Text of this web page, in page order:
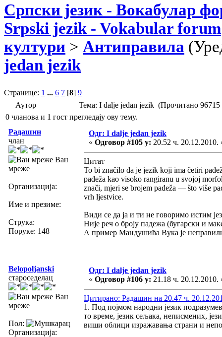
Српски језик - Вокабулар
Srpski jezik - Vokabular forum
култури > Антиправила
jedan jezik
Странице: 1 ... 6 7 [8] 9
Аутор
Тема: I dalje jedan jezik (Прочитано 96715
0 чланова и 1 гост прегледају ову тему.
Радашин
члан
Ван
мреже
Организација:
Име и презиме:
Струка:
Поруке: 148
Одг: I dalje jedan jezik
« Одговор #105 у: 20.52 ч. 20.12.2010.
Цитат
To bi značilo da je jezik koji ima četiri
padeža kao visoko rangiranu u svojoj
znači, mjeri se brojem padeža — što više
vrh ljestvice.
Види се да ја и ти не говоримо истим
Није реч о броју падежа (бугарски и
А пример Мандушића Вука је
Belopoljanski
староседелац
Ван
мреже
Пол:
Организација:
Одг: I dalje jedan jezik
« Одговор #106 у: 21.18 ч. 20.12.2010.
Цитирано: Радашин на 20.47 ч.
1. Под појмом народни језик
то време, језик сељака, неписмених,
виши облици изражавања страни и